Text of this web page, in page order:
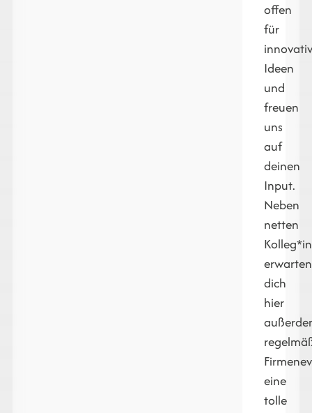
offen
für
Ideen
und
freuen
uns
auf
deinen
Input.
Neben
netten
erwarten
dich
hier
eine
tolle